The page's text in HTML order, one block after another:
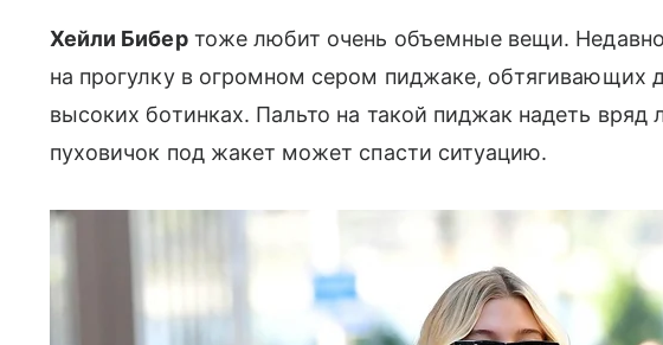
Хейли Бибертоже любит очень объемные вещи.
на прогулку в огромном сером пиджаке, обтягивающих
высоких ботинках. Пальто на такой пиджак надеть вряд
пуховичок под жакет может спасти ситуацию.